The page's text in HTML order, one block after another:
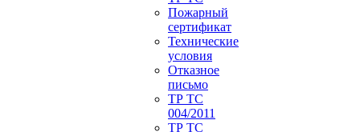
Пожарный
сертификат
Технические
условия
Отказное
письмо
ТР ТС
004/2011
ТР ТС